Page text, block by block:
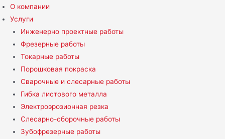
О компании
Услуги
Инженерно проектные работы
Фрезерные работы
Токарные работы
Порошковая покраска
Сварочные и слесарные работы
Гибка листового металла
Электроэрозионная резка
Слесарно-сборочные работы
Зубофрезерные работы